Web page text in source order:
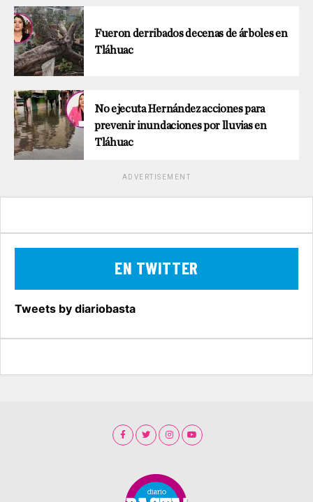
Fueron derribados decenas de árboles en
Tláhuac
No ejecuta Hernández acciones para
prevenir inundaciones por lluvias en
Tláhuac
ADVERTISEMENT
EN TWITTER
Tweets by diariobasta